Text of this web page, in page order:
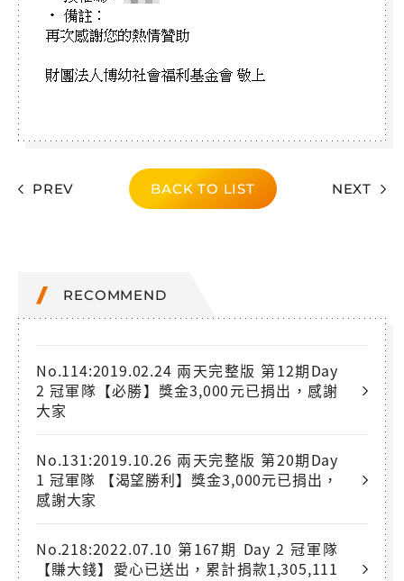
PREV BACK TO LIST NEXT
RECOMMEND
No.114:2019.02.24 兩天完整版 第12期Day
2 冠軍隊【必勝】獎金3,000元已捐出，感謝
大家
No.131:2019.10.26 兩天完整版 第20期Day
1 冠軍隊 【渴望勝利】獎金3,000元已捐出，
感謝大家
No.218:2022.07.10 第167期 Day 2 冠軍隊
【賺大錢】愛心已送出，累計捐款1,305,111